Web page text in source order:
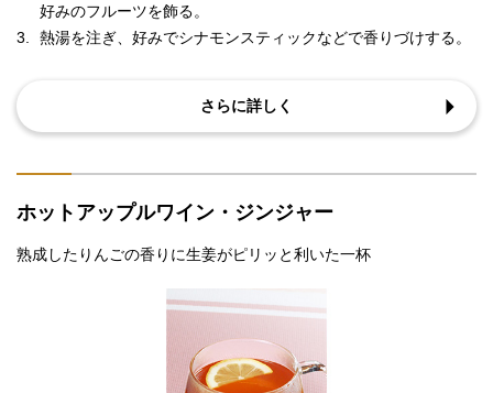
好みのフルーツを飾る。
3.
熱湯を注ぎ、好みでシナモンスティックなどで香りづけする。
さらに詳しく
ホットアップルワイン・ジンジャー
熟成したりんごの香りに生姜がピリッと利いた一杯